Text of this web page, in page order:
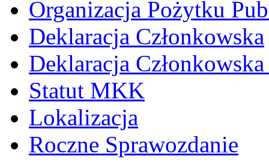
Organizacja Pożytku
Deklaracja Członkowska
Deklaracja
Statut MKK
Lokalizacja
Roczne Sprawozdanie